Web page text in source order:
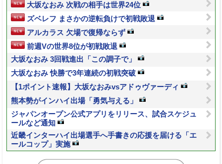
大坂なおみ 次戦の相手は世界24位
ズベレフ まさかの逆転負けで初戦敗退
アルカラス 欠場で復帰ならず
前週Vの世界8位が初戦敗退
大坂なおみ 3回戦進出「この調子で」
大坂なおみ 快勝で3年連続の初戦突破
【1ポイント速報】大坂なおみvsアドゥヴァーディ
熊本勢がインハイ出場「勇気与える」
ジャパンオープン公式アプリをリリース、試合スケジュ
ールなど通知
近畿インターハイ出場選手へ手書きの応援を届ける「エ
ールコップ」実施